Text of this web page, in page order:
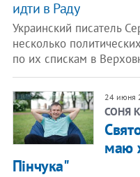
идти в Раду
Украинский писатель
несколько
по их спискам в
24 июня
СОНЯ
маю
Пінчука"